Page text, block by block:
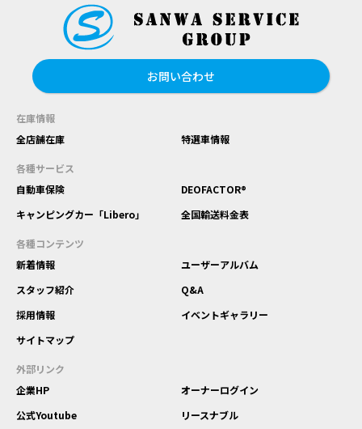
お問い合わせ
在庫情報
全店舗在庫
特選車情報
各種サービス
自動車保険
DEOFACTOR®
キャンピングカー「Libero」
全国輸送料金表
各種コンテンツ
新着情報
ユーザーアルバム
スタッフ紹介
Q&A
採用情報
イベントギャラリー
サイトマップ
外部リンク
企業HP
オーナーログイン
公式Youtube
リースナブル